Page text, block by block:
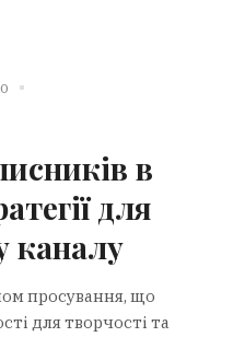
в
для
каналу
просування, що
для творчості та